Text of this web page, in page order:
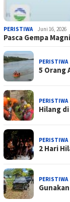
PERISTIWA Juni 16, 2026
Pasca Gempa
PERISTIWA
5 Orang
PERISTIWA
Hilang
PERISTIWA
2 Hari
PERISTIWA